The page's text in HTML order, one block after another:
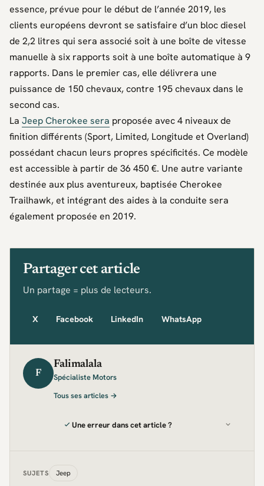
essence, prévue pour le début de l’année 2019, les
clients européens devront se satisfaire d’un bloc diesel
de 2,2 litres qui sera associé soit à une boîte de vitesse
manuelle à six rapports soit à une boîte automatique à 9
rapports. Dans le premier cas, elle délivrera une
puissance de 150 chevaux, contre 195 chevaux dans le
second cas.
La Jeep Cherokee sera proposée avec 4 niveaux de
finition différents (Sport, Limited, Longitude et Overland)
possédant chacun leurs propres spécificités. Ce modèle
est accessible à partir de 36 450 €. Une autre variante
destinée aux plus aventureux, baptisée Cherokee
Trailhawk, et intégrant des aides à la conduite sera
également proposée en 2019.
Partager cet article
Un partage = plus de lecteurs.
X Facebook LinkedIn WhatsApp
F
Falimalala
Spécialiste Motors
Tous ses articles →
Une erreur dans cet article ?
SUJETS Jeep